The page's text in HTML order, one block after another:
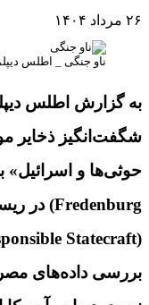
۲۶ مرداد ۱۴۰۴
ناو جنگی _ اطلس
به گزارش اطلس
شگفت‌انگیز ذخایر
Fredenburg) در
بررسی داده‌های